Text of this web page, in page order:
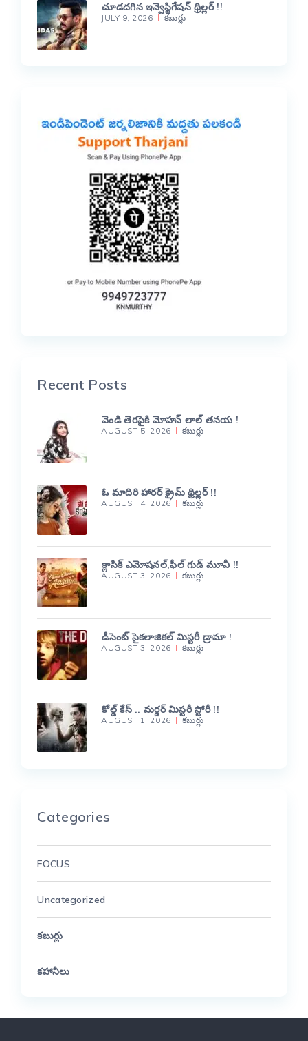
చూడదగిన ఇన్వెస్టిగేషన్ థ్రిల్లర్ !!
JULY 9, 2026 కబుర్లు
Recent Posts
వెండి తెరపైకి మోహన్ లాల్ తనయ !
AUGUST 5, 2026 కబుర్లు
ఓ మాదిరి హారర్ క్రైమ్ థ్రిల్లర్ !!
AUGUST 4, 2026 కబుర్లు
క్లాసిక్ ఎమోషనల్,ఫీల్ గుడ్ మూవీ !!
AUGUST 3, 2026 కబుర్లు
డీసెంట్ సైకలాజికల్ మిస్టరీ డ్రామా !
AUGUST 3, 2026 కబుర్లు
కోల్డ్ కేస్ .. మర్డర్ మిస్టరీ స్టోరీ !!
AUGUST 1, 2026 కబుర్లు
Categories
FOCUS
Uncategorized
కబుర్లు
కహానీలు